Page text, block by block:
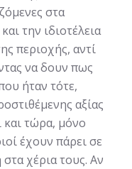
στα
την ιδιοτέλεια
περιοχής, αντί
να δουν πως
ήταν τότε,
αξίας
και τώρα, μόνο
έχουν πάρει σε
χέρια τους. Αν